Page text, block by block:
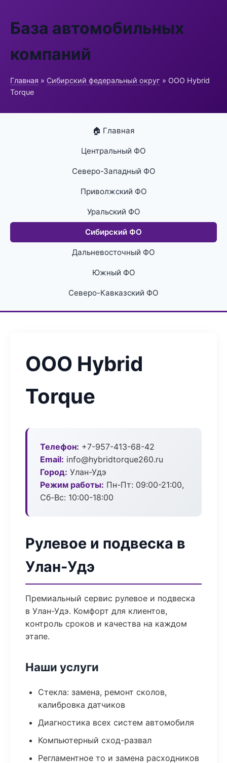
База автомобильных
компаний
Главная » Сибирский федеральный округ » ООО Hybrid
Torque
🏠 Главная
Центральный ФО
Северо-Западный ФО
Приволжский ФО
Уральский ФО
Сибирский ФО
Дальневосточный ФО
Южный ФО
Северо-Кавказский ФО
ООО Hybrid
Torque
Телефон: +7-957-413-68-42
Email: info@hybridtorque260.ru
Город: Улан-Удэ
Режим работы: Пн-Пт: 09:00-21:00,
Сб-Вс: 10:00-18:00
Рулевое и подвеска в
Улан-Удэ
Премиальный сервис рулевое и подвеска
в Улан-Удэ. Комфорт для клиентов,
контроль сроков и качества на каждом
этапе.
Наши услуги
Стекла: замена, ремонт сколов,
калибровка датчиков
Диагностика всех систем автомобиля
Компьютерный сход-развал
Регламентное то и замена расходников